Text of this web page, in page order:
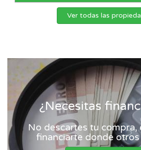
Ver todas las
¿Necesitas
No descartes tu compra,
financiarte donde otros